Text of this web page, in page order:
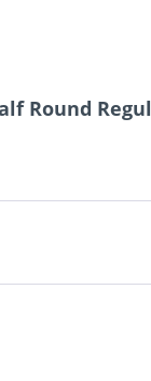
Round